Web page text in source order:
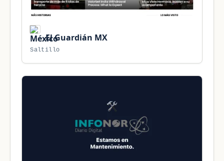
El Guardián MX
Saltillo